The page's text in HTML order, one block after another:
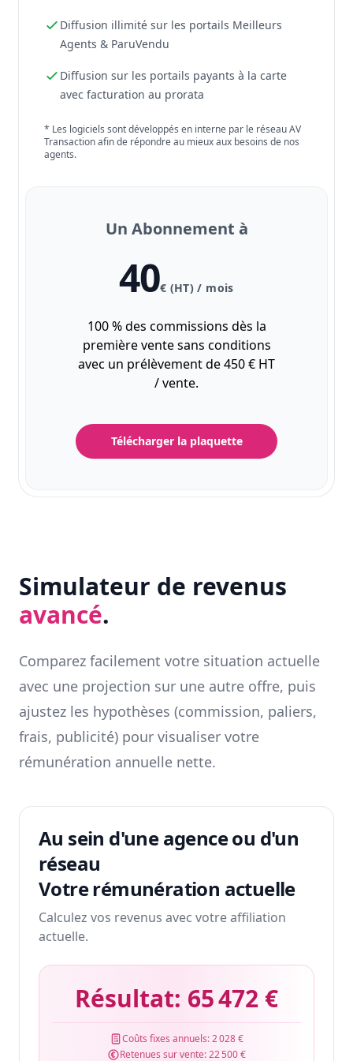
Diffusion illimité sur les portails Meilleurs
Agents & ParuVendu
Diffusion sur les portails payants à la carte
avec facturation au prorata
* Les logiciels sont développés en interne par le réseau AV
Transaction afin de répondre au mieux aux besoins de nos
agents.
Un Abonnement à
40€ (HT) / mois
100 % des commissions dès la
première vente sans conditions
avec un prélèvement de 450 € HT
/ vente.
Télécharger la plaquette
Simulateur de revenus
avancé.
Comparez facilement votre situation actuelle
avec une projection sur une autre offre, puis
ajustez les hypothèses (commission, paliers,
frais, publicité) pour visualiser votre
rémunération annuelle nette.
Au sein d'une agence ou d'un
réseau
Votre rémunération actuelle
Calculez vos revenus avec votre affiliation
actuelle.
Résultat: 65 472 €
Coûts fixes annuels:2 028 €
Retenues sur vente:22 500 €